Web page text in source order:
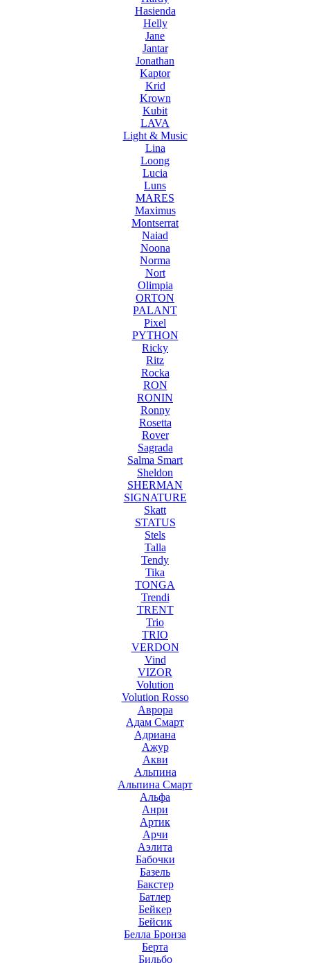
Hasienda
Helly
Jane
Jantar
Jonathan
Kaptor
Krid
Krown
Kubit
LAVA
Light & Music
Lina
Loong
Lucia
Luns
MARES
Maximus
Montserrat
Naiad
Noona
Norma
Nort
Olimpia
ORTON
PALANT
Pixel
PYTHON
Ricky
Ritz
Rocka
RON
RONIN
Ronny
Rosetta
Rover
Sagrada
Salma Smart
Sheldon
SHERMAN
SIGNATURE
Skatt
STATUS
Stels
Talla
Tendy
Tika
TONGA
Trendi
TRENT
Trio
TRIO
VERDON
Vind
VIZOR
Volution
Volution Rosso
Аврора
Адам Смарт
Адриана
Ажур
Акви
Альпина
Альпина Смарт
Альфа
Анри
Артик
Арчи
Аэлита
Бабочки
Базель
Бакстер
Батлер
Бейкер
Бейсик
Белла Бронза
Берта
Бильбо